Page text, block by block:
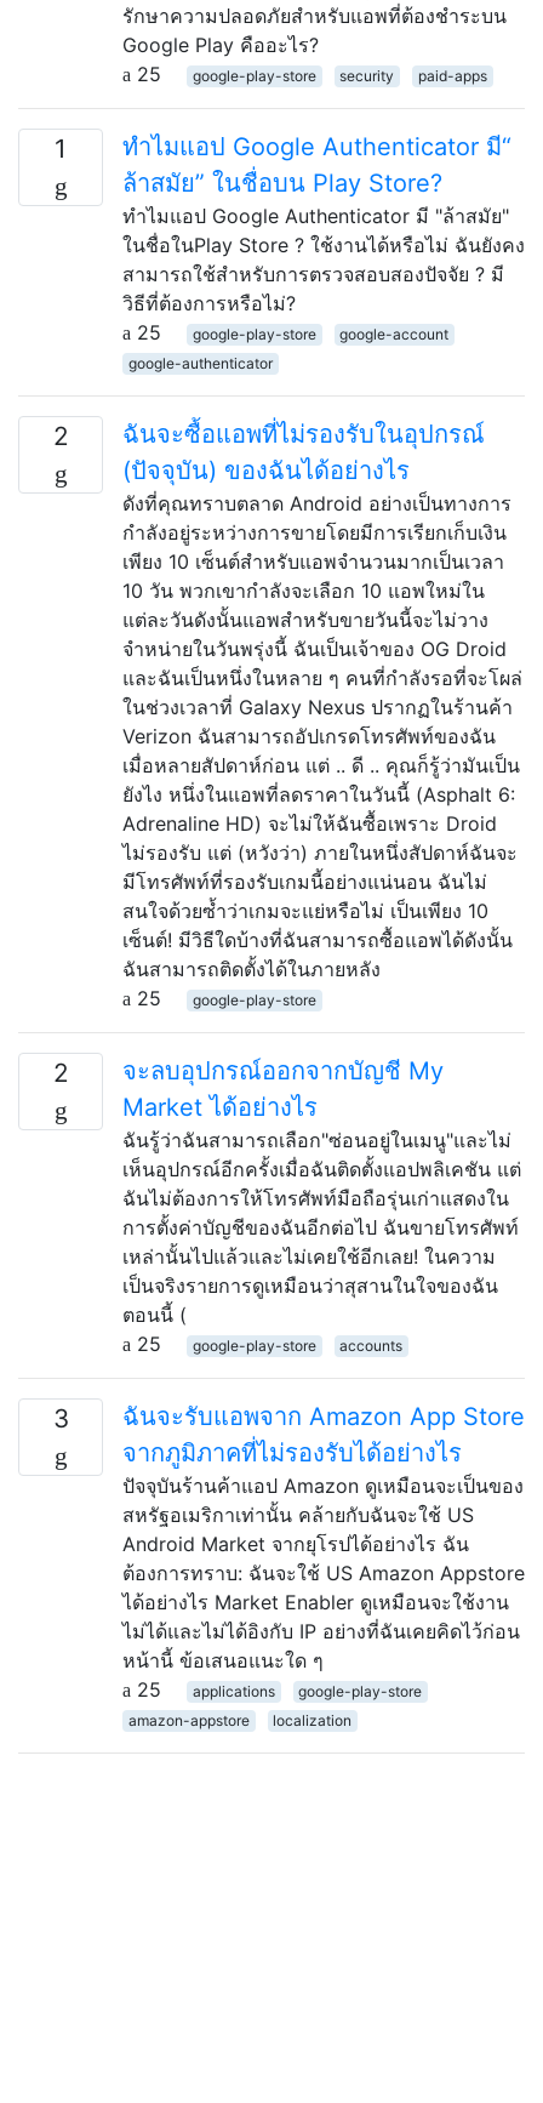
รักษาความปลอดภัยสำหรับแอพที่ต้องชำระบน
Google Play คืออะไร?
25
google-play-store security paid-apps
1
ทำไมแอป Google Authenticator มี“
ล้าสมัย” ในชื่อบน Play Store?
ทำไมแอป Google Authenticator มี "ล้าสมัย"
ในชื่อในPlay Store ? ใช้งานได้หรือไม่ ฉันยังคง
สามารถใช้สำหรับการตรวจสอบสองปัจจัย ? มี
วิธีที่ต้องการหรือไม่?
25
google-play-store
google-account
google-authenticator
2
ฉันจะซื้อแอพที่ไม่รองรับในอุปกรณ์
(ปัจจุบัน) ของฉันได้อย่างไร
ดังที่คุณทราบตลาด Android อย่างเป็นทางการ
กำลังอยู่ระหว่างการขายโดยมีการเรียกเก็บเงิน
เพียง 10 เซ็นต์สำหรับแอพจำนวนมากเป็นเวลา
10 วัน พวกเขากำลังจะเลือก 10 แอพใหม่ใน
แต่ละวันดังนั้นแอพสำหรับขายวันนี้จะไม่วาง
จำหน่ายในวันพรุ่งนี้ ฉันเป็นเจ้าของ OG Droid
และฉันเป็นหนึ่งในหลาย ๆ คนที่กำลังรอที่จะโผล่
ในช่วงเวลาที่ Galaxy Nexus ปรากฏในร้านค้า
Verizon ฉันสามารถอัปเกรดโทรศัพท์ของฉัน
เมื่อหลายสัปดาห์ก่อน แต่ .. ดี .. คุณก็รู้ว่ามันเป็น
ยังไง หนึ่งในแอพที่ลดราคาในวันนี้ (Asphalt 6:
Adrenaline HD) จะไม่ให้ฉันซื้อเพราะ Droid
ไม่รองรับ แต่ (หวังว่า) ภายในหนึ่งสัปดาห์ฉันจะ
มีโทรศัพท์ที่รองรับเกมนี้อย่างแน่นอน ฉันไม่
สนใจด้วยซ้ำว่าเกมจะแย่หรือไม่ เป็นเพียง 10
เซ็นต์! มีวิธีใดบ้างที่ฉันสามารถซื้อแอพได้ดังนั้น
ฉันสามารถติดตั้งได้ในภายหลัง
25
google-play-store
2
จะลบอุปกรณ์ออกจากบัญชี My
Market ได้อย่างไร
ฉันรู้ว่าฉันสามารถเลือก"ซ่อนอยู่ในเมนู"และไม่
เห็นอุปกรณ์อีกครั้งเมื่อฉันติดตั้งแอปพลิเคชัน แต่
ฉันไม่ต้องการให้โทรศัพท์มือถือรุ่นเก่าแสดงใน
การตั้งค่าบัญชีของฉันอีกต่อไป ฉันขายโทรศัพท์
เหล่านั้นไปแล้วและไม่เคยใช้อีกเลย! ในความ
เป็นจริงรายการดูเหมือนว่าสุสานในใจของฉัน
ตอนนี้ (
25
google-play-store accounts
3
ฉันจะรับแอพจาก Amazon App Store
จากภูมิภาคที่ไม่รองรับได้อย่างไร
ปัจจุบันร้านค้าแอป Amazon ดูเหมือนจะเป็นของ
สหรัฐอเมริกาเท่านั้น คล้ายกับฉันจะใช้ US
Android Market จากยุโรปได้อย่างไร ฉัน
ต้องการทราบ: ฉันจะใช้ US Amazon Appstore
ได้อย่างไร Market Enabler ดูเหมือนจะใช้งาน
ไม่ได้และไม่ได้อิงกับ IP อย่างที่ฉันเคยคิดไว้ก่อน
หน้านี้ ข้อเสนอแนะใด ๆ
25
applications
google-play-store
amazon-appstore
localization